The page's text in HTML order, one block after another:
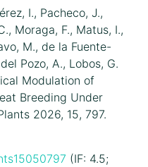
I., Pacheco, J.,
Moraga, F., Matus, I.,
M., de la Fuente-
Pozo, A., Lobos, G.
Modulation of
Breeding Under
2026, 15, 797.
(IF: 4.5;